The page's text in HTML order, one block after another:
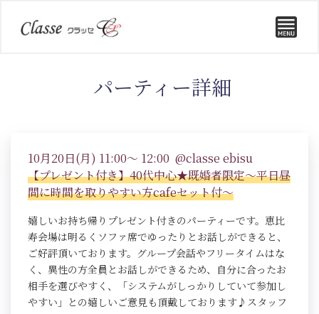
パーティー詳細
10月20日(月) 11:00～ 12:00 @classe ebisu
【プレゼント付き】40代中心★既婚者限定～平日昼
間に時間を取りやすい方cafeセット付～
嬉しいお持ち帰りプレゼント付きのパーティーです。恵比
寿会場は明るくソファ席でゆったりとお話しができると、
ご好評頂いております。グループ会話やフリータイムはな
く、異性の方全員とお話しができるため、自分に合ったお
相手を選びやすく、「システムがしっかりしていて参加し
やすい」との嬉しいご意見も頂戴しております♪スタッフ